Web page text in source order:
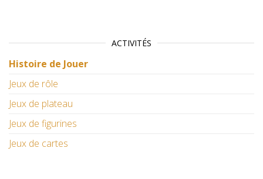
ACTIVITÉS
Histoire de Jouer
Jeux de rôle
Jeux de plateau
Jeux de figurines
Jeux de cartes